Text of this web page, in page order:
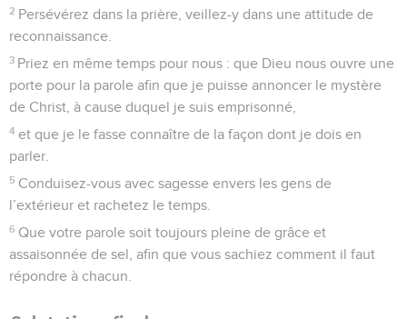
2 Persévérez dans la prière, veillez-y dans une attitude de
reconnaissance.
3 Priez en même temps pour nous : que Dieu nous ouvre une
porte pour la parole afin que je puisse annoncer le mystère
de Christ, à cause duquel je suis emprisonné,
4 et que je le fasse connaître de la façon dont je dois en
parler.
5 Conduisez-vous avec sagesse envers les gens de
l’extérieur et rachetez le temps.
6 Que votre parole soit toujours pleine de grâce et
assaisonnée de sel, afin que vous sachiez comment il faut
répondre à chacun.